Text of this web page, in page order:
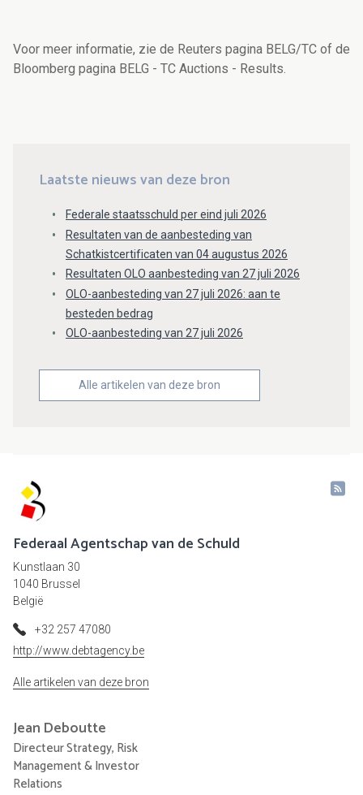
Voor meer informatie, zie de Reuters pagina BELG/TC of de
Bloomberg pagina BELG - TC Auctions - Results.
Laatste nieuws van deze bron
Federale staatsschuld per eind juli 2026
Resultaten van de aanbesteding van
Schatkistcertificaten van 04 augustus 2026
Resultaten OLO aanbesteding van 27 juli 2026
OLO-aanbesteding van 27 juli 2026: aan te
besteden bedrag
OLO-aanbesteding van 27 juli 2026
Alle artikelen van deze bron
Federaal Agentschap van de Schuld
Kunstlaan 30
1040 Brussel
België
+32 257 47080
http://www.debtagency.be
Alle artikelen van deze bron
Jean Deboutte
Directeur Strategy, Risk
Management & Investor
Relations